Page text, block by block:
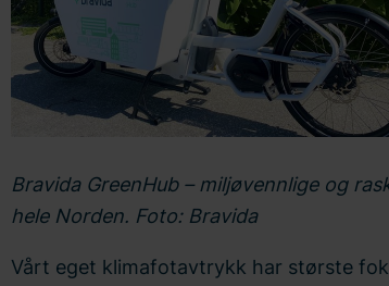
Bravida GreenHub – miljøvennlige og
hele Norden. Foto: Bravida
Vårt eget klimafotavtrykk har største